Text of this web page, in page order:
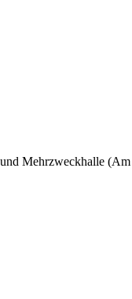
Mehrzweckhalle